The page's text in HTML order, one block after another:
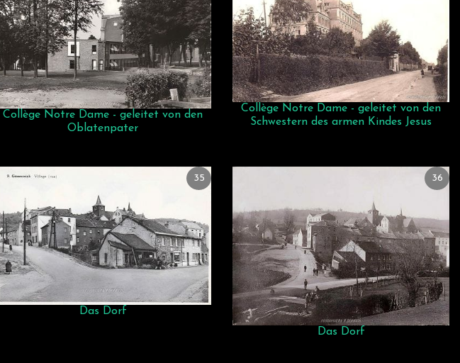
Collège Notre Dame - geleitet von den
Oblatenpater
Collège Notre Dame - geleitet von den
Schwestern des armen Kindes Jesus
Das Dorf
35
Das Dorf
36